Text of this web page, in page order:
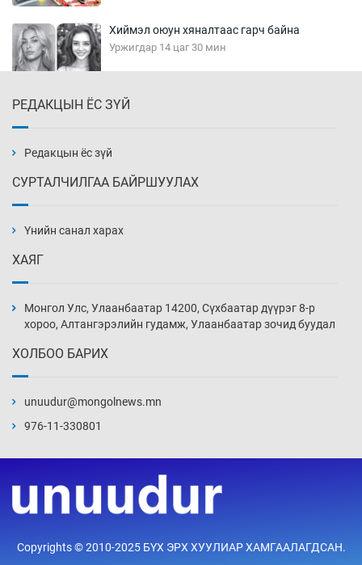
Хиймэл оюун хяналтаас гарч байна
Уржигдар 14 цаг 30 мин
Уржигдар 14 цаг 00 мин
нэмэгджээ
Уржигдар 13 цаг 30 мин
Уржигдар 13 цаг 00 мин
Уржигдар 12 цаг 30 мин
үйлчилж буй гэв
РЕДАКЦЫН ЁС ЗҮЙ
Редакцын ёс зүй
СУРТАЛЧИЛГАА БАЙРШУУЛАХ
Үнийн санал харах
ХАЯГ
Монгол Улс, Улаанбаатар 14200, Сүхбаатар дүүрэг 8-р
хороо, Алтангэрэлийн гудамж, Улаанбаатар зочид буудал
ХОЛБОО БАРИХ
unuudur@mongolnews.mn
976-11-330801
Copyrights © 2010-2025 БҮХ ЭРХ ХУУЛИАР ХАМГААЛАГДСАН.